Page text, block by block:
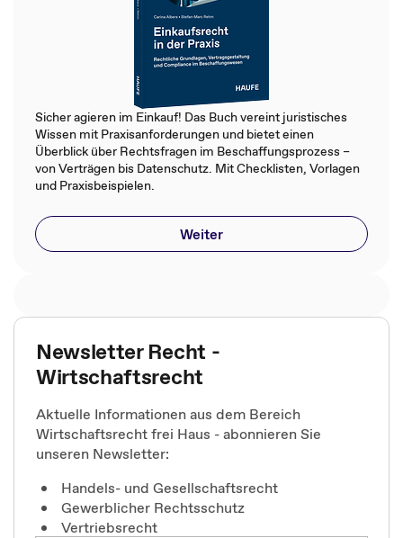
Sicher agieren im Einkauf! Das Buch vereint juristisches
Wissen mit Praxisanforderungen und bietet einen
Überblick über Rechtsfragen im Beschaffungsprozess –
von Verträgen bis Datenschutz. Mit Checklisten, Vorlagen
und Praxisbeispielen.
Weiter
Newsletter Recht -
Wirtschaftsrecht
Aktuelle Informationen aus dem Bereich
Wirtschaftsrecht frei Haus - abonnieren Sie
unseren Newsletter:
Handels- und Gesellschaftsrecht
Gewerblicher Rechtsschutz
Vertriebsrecht